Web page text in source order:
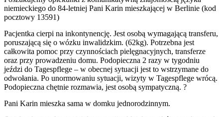
niemieckiego do 84-letniej Pani Karin mieszkającej w Berlinie (kod
pocztowy 13591)
Pacjentka cierpi na inkontynencję. Jest osobą wymagającą transferu,
poruszającą się o wózku inwalidzkim. (62kg). Potrzebna jest
całkowita pomoc przy czynnościach pielęgnacyjnych, transferze
oraz przy prowadzeniu domu. Podopieczna 2 razy w tygodniu
jeździ do Tagespflege – w obecnej sytuacji jest to wstrzymane do
odwołania. Po unormowaniu sytuacji, wizyty w Tagespflege wrócą.
Podopieczna chętnie rozmawia, jest osobą sympatyczną. ?
Pani Karin mieszka sama w domku jednorodzinnym.